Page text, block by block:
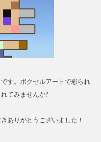
す。ボクセルアートで彩られ
てみませんか?
ありがとうございました！